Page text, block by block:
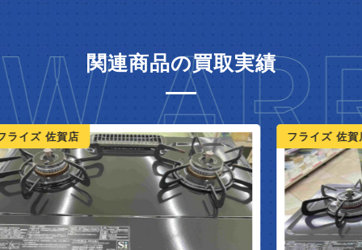
関連商品の買取実績
イズ 佐賀店 フライズ 佐賀店